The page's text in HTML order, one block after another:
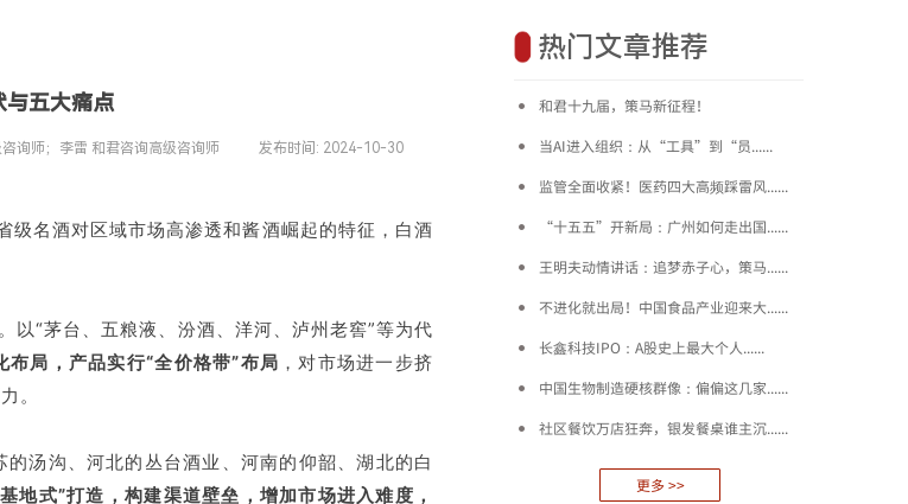
热门文章推荐
和君十九届，策马新征程！
当AI进入组织：从“工具”到“员......
监管全面收紧！医药四大高频踩雷风......
“十五五”开新局：广州如何走出国......
王明夫动情讲话：追梦赤子心，策马......
不进化就出局！中国食品产业迎来大......
长鑫科技IPO：A股史上最大个人......
中国生物制造硬核群像：偏偏这几家......
社区餐饮万店狂奔，银发餐桌谁主沉......
更多 >>
与五大痛点
询师；李雷 和君咨询高级咨询师 发布时间: 2024-10-30
名酒对区域市场高渗透和酱酒崛起的特征，白酒
以“茅台、五粮液、汾酒、洋河、泸州老窖”等为代
局，产品实行“全价格带”布局 ，对市场进一步挤
。
汤沟、河北的丛台酒业、河南的仰韶、湖北的白
地式”打造 ，构建渠道壁垒，增加市场进入难度，